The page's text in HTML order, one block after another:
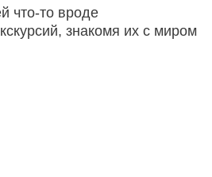
что-то вроде
знакомя их с миром